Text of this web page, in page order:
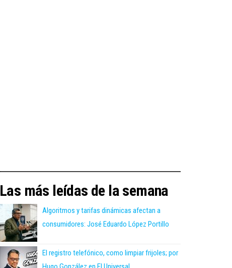
Las más leídas de la semana
Algoritmos y tarifas dinámicas afectan a
consumidores: José Eduardo López Portillo
El registro telefónico, como limpiar frijoles; por